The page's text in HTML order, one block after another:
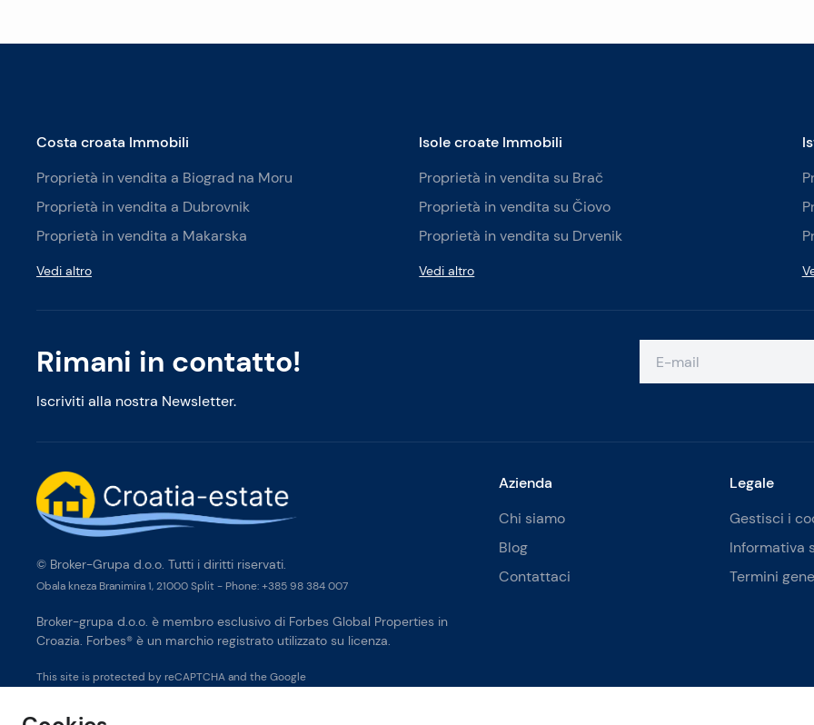
Rimani in contatto!
Iscriviti alla nostra Newsletter.
Costa croata Immobili
Proprietà in vendita a Biograd na Moru
Proprietà in vendita a Dubrovnik
Proprietà in vendita a Makarska
Vedi altro
Isole croate Immobili
Proprietà in vendita su Brač
Proprietà in vendita su Čiovo
Proprietà in vendita su Drvenik
Vedi altro
Azienda
Chi siamo
Blog
Contattaci
Legale
Gestisci i
Informativa
Termini
© Broker-Grupa d.o.o. Tutti i diritti riservati.
Obala kneza Branimira 1, 21000 Split - Phone: +385 98 384 007
Broker-grupa d.o.o. è membro esclusivo di Forbes Global Properties in
Croazia. Forbes® è un marchio registrato utilizzato su licenza.
This site is protected by reCAPTCHA and the Google